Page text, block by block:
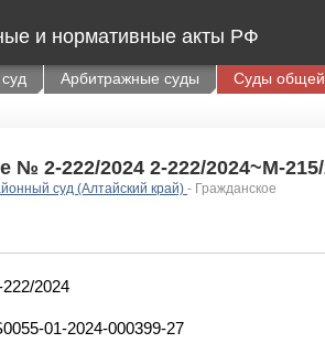
и нормативные акты РФ
Арбитражные суды Суды
№ 2-222/2024 2-222/2024~М-
суд (Алтайский край) - Гражданское
2024
01-2024-000399-27